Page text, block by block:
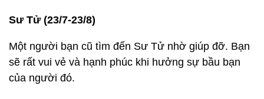
Sư Tử (23/7-23/8)
Một người bạn cũ tìm đến Sư Tử nhờ giúp đỡ. Bạn
sẽ rất vui vẻ và hạnh phúc khi hưởng sự bầu bạn
của người đó.